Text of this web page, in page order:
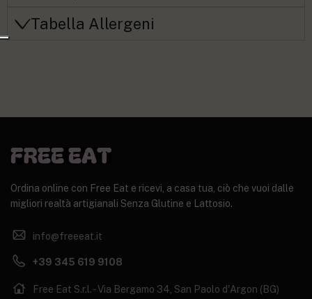
Tabella Allergeni
Ordina online con Free Eat e ricevi, a casa tua, ciò che vuoi dalle
migliori realtà artigianali Senza Glutine e Lattosio.
info@freeeat.it
+39 345 619 9108
Free Eat S.r.l. - Via Bergamo 34, San Paolo d'Argon (BG)